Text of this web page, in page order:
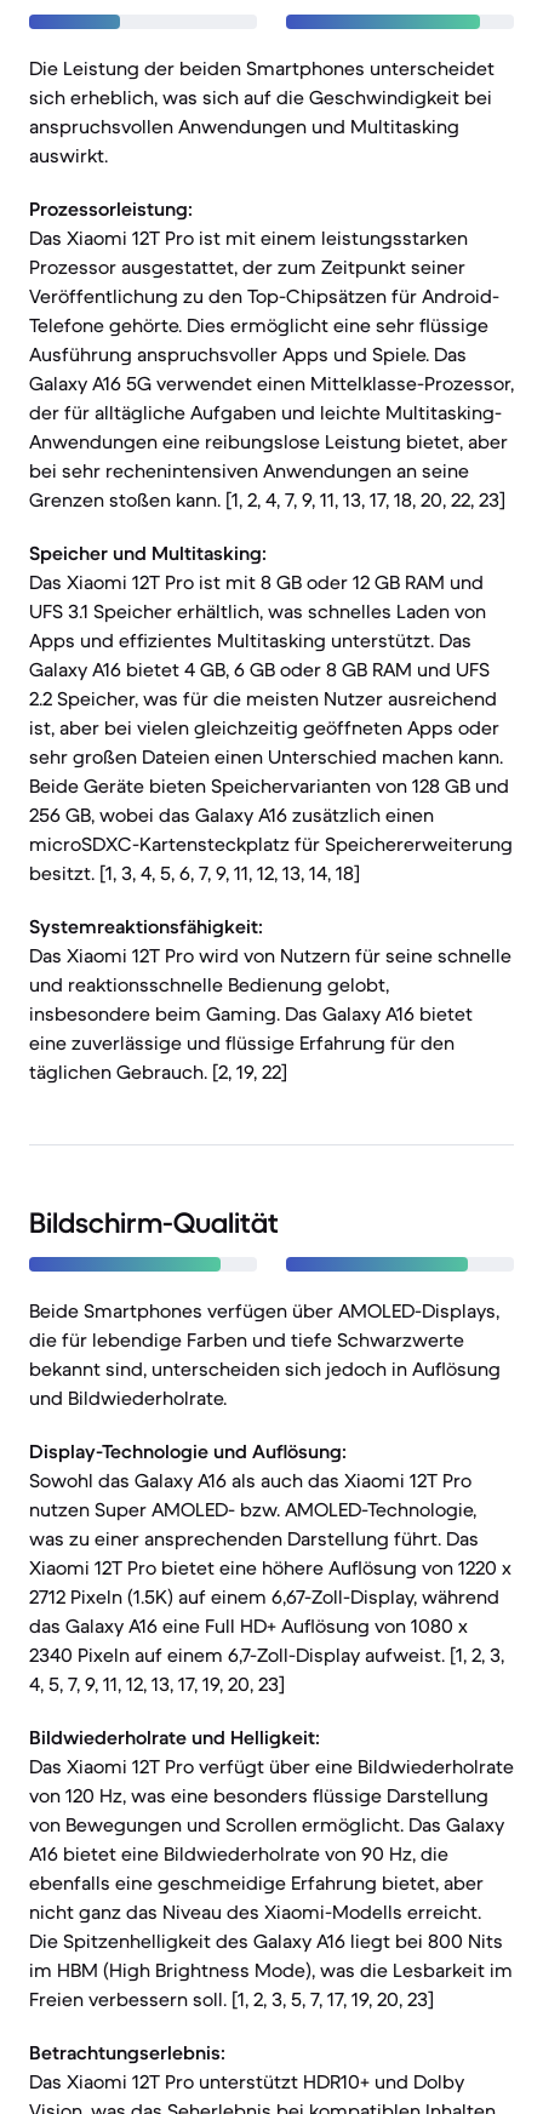
Die Leistung der beiden Smartphones unterscheidet
sich erheblich, was sich auf die Geschwindigkeit bei
anspruchsvollen Anwendungen und Multitasking
auswirkt.
Prozessorleistung:
Das Xiaomi 12T Pro ist mit einem leistungsstarken
Prozessor ausgestattet, der zum Zeitpunkt seiner
Veröffentlichung zu den Top-Chipsätzen für Android-
Telefone gehörte. Dies ermöglicht eine sehr flüssige
Ausführung anspruchsvoller Apps und Spiele. Das
Galaxy A16 5G verwendet einen Mittelklasse-Prozessor,
der für alltägliche Aufgaben und leichte Multitasking-
Anwendungen eine reibungslose Leistung bietet, aber
bei sehr rechenintensiven Anwendungen an seine
Grenzen stoßen kann. [1, 2, 4, 7, 9, 11, 13, 17, 18, 20, 22, 23]
Speicher und Multitasking:
Das Xiaomi 12T Pro ist mit 8 GB oder 12 GB RAM und
UFS 3.1 Speicher erhältlich, was schnelles Laden von
Apps und effizientes Multitasking unterstützt. Das
Galaxy A16 bietet 4 GB, 6 GB oder 8 GB RAM und UFS
2.2 Speicher, was für die meisten Nutzer ausreichend
ist, aber bei vielen gleichzeitig geöffneten Apps oder
sehr großen Dateien einen Unterschied machen kann.
Beide Geräte bieten Speichervarianten von 128 GB und
256 GB, wobei das Galaxy A16 zusätzlich einen
microSDXC-Kartensteckplatz für Speichererweiterung
besitzt. [1, 3, 4, 5, 6, 7, 9, 11, 12, 13, 14, 18]
Systemreaktionsfähigkeit:
Das Xiaomi 12T Pro wird von Nutzern für seine schnelle
und reaktionsschnelle Bedienung gelobt,
insbesondere beim Gaming. Das Galaxy A16 bietet
eine zuverlässige und flüssige Erfahrung für den
täglichen Gebrauch. [2, 19, 22]
Bildschirm-Qualität
Beide Smartphones verfügen über AMOLED-Displays,
die für lebendige Farben und tiefe Schwarzwerte
bekannt sind, unterscheiden sich jedoch in Auflösung
und Bildwiederholrate.
Display-Technologie und Auflösung:
Sowohl das Galaxy A16 als auch das Xiaomi 12T Pro
nutzen Super AMOLED- bzw. AMOLED-Technologie,
was zu einer ansprechenden Darstellung führt. Das
Xiaomi 12T Pro bietet eine höhere Auflösung von 1220 x
2712 Pixeln (1.5K) auf einem 6,67-Zoll-Display, während
das Galaxy A16 eine Full HD+ Auflösung von 1080 x
2340 Pixeln auf einem 6,7-Zoll-Display aufweist. [1, 2, 3,
4, 5, 7, 9, 11, 12, 13, 17, 19, 20, 23]
Bildwiederholrate und Helligkeit:
Das Xiaomi 12T Pro verfügt über eine Bildwiederholrate
von 120 Hz, was eine besonders flüssige Darstellung
von Bewegungen und Scrollen ermöglicht. Das Galaxy
A16 bietet eine Bildwiederholrate von 90 Hz, die
ebenfalls eine geschmeidige Erfahrung bietet, aber
nicht ganz das Niveau des Xiaomi-Modells erreicht.
Die Spitzenhelligkeit des Galaxy A16 liegt bei 800 Nits
im HBM (High Brightness Mode), was die Lesbarkeit im
Freien verbessern soll. [1, 2, 3, 5, 7, 17, 19, 20, 23]
Betrachtungserlebnis:
Das Xiaomi 12T Pro unterstützt HDR10+ und Dolby